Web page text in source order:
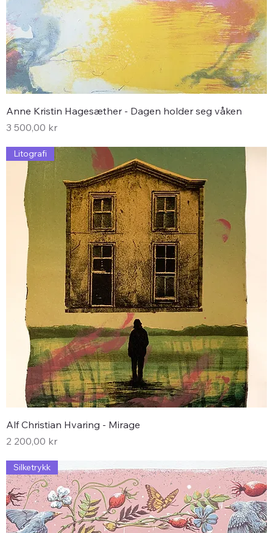
Anne Kristin Hagesæther - Dagen holder seg våken
Pris
3 500,00 kr
Litografi
Alf Christian Hvaring - Mirage
Pris
2 200,00 kr
Silketrykk